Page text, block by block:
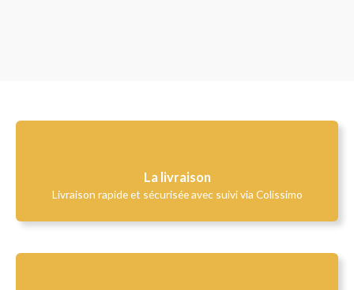
La livraison
Livraison rapide et sécurisée avec suivi via Colissimo